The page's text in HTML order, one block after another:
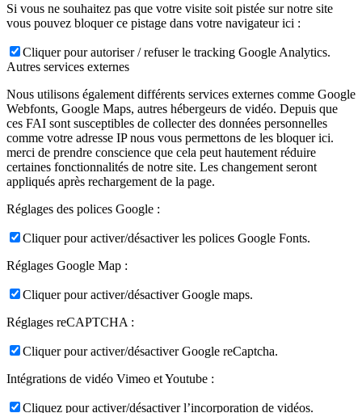
Si vous ne souhaitez pas que votre visite soit pistée sur notre site
vous pouvez bloquer ce pistage dans votre navigateur ici :
Cliquer pour autoriser / refuser le tracking Google Analytics.
Autres services externes
Nous utilisons également différents services externes comme Google
Webfonts, Google Maps, autres hébergeurs de vidéo. Depuis que
ces FAI sont susceptibles de collecter des données personnelles
comme votre adresse IP nous vous permettons de les bloquer ici.
merci de prendre conscience que cela peut hautement réduire
certaines fonctionnalités de notre site. Les changement seront
appliqués après rechargement de la page.
Réglages des polices Google :
Cliquer pour activer/désactiver les polices Google Fonts.
Réglages Google Map :
Cliquer pour activer/désactiver Google maps.
Réglages reCAPTCHA :
Cliquer pour activer/désactiver Google reCaptcha.
Intégrations de vidéo Vimeo et Youtube :
Cliquez pour activer/désactiver l’incorporation de vidéos.